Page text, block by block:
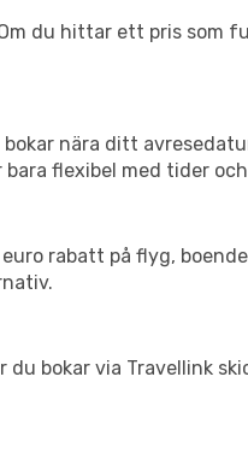
du hittar ett pris som
nära ditt
flexibel med tider
rabatt på flyg,
bokar via Travellink